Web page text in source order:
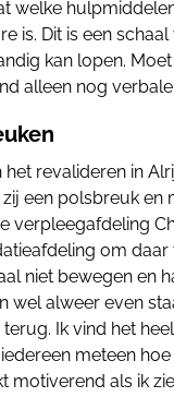
welke
is. Dit is een
kan lopen.
alleen nog
revalideren in
een polsbreuk en
verpleegafdeling
om daar
niet bewegen en
wel alweer even
Ik vind het
meteen
motiverend als ik